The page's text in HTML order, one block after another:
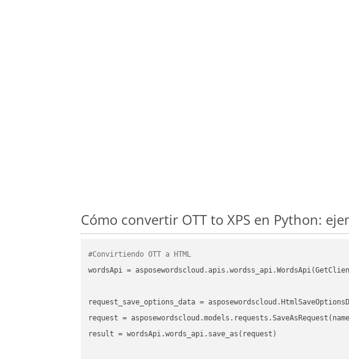
Cómo convertir OTT to XPS en Python:
#Convirtiendo OTT a HTML
wordsApi =
request_save_options_data =
request =
result = wordsApi.words_api.save_as(request)